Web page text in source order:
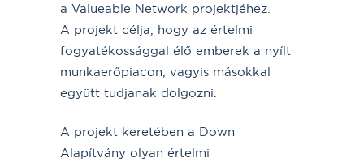
a Valueable Network projektjéhez.
A projekt célja, hogy az értelmi
fogyatékossággal élő emberek a nyílt
munkaerőpiacon, vagyis másokkal
együtt tudjanak dolgozni.
A projekt keretében a Down
Alapítvány olyan értelmi